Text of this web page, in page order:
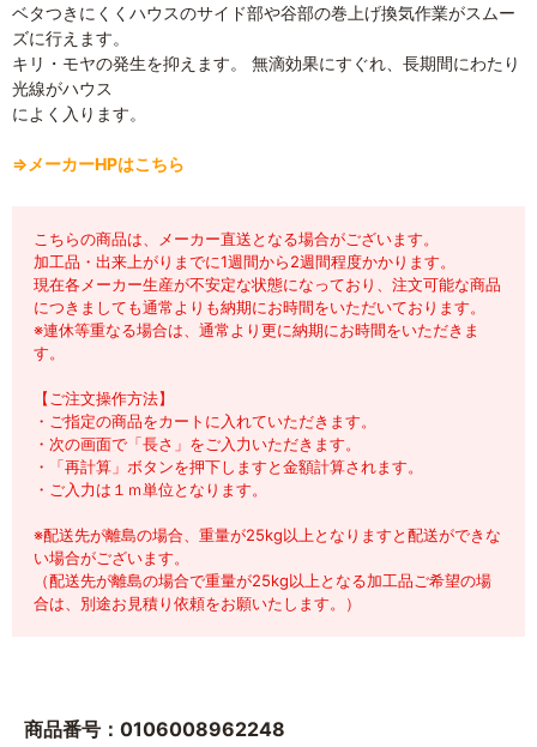
ベタつきにくくハウスのサイド部や谷部の巻上げ換気作業がスムー
ズに行えます。
キリ・モヤの発生を抑えます。 無滴効果にすぐれ、長期間にわたり
光線がハウス
によく入ります。
⇒メーカーHPはこちら
こちらの商品は、メーカー直送となる場合がございます。
加工品・出来上がりまでに1週間から2週間程度かかります。
現在各メーカー生産が不安定な状態になっており、注文可能な商品
につきましても通常よりも納期にお時間をいただいております。
※連休等重なる場合は、通常より更に納期にお時間をいただきま
す。
【ご注文操作方法】
・ご指定の商品をカートに入れていただきます。
・次の画面で「長さ」をご入力いただきます。
・「再計算」ボタンを押下しますと金額計算されます。
・ご入力は１ｍ単位となります。
※配送先が離島の場合、重量が25kg以上となりますと配送ができな
い場合がございます。
（配送先が離島の場合で重量が25kg以上となる加工品ご希望の場
合は、別途お見積り依頼をお願いたします。）
商品番号：0106008962248